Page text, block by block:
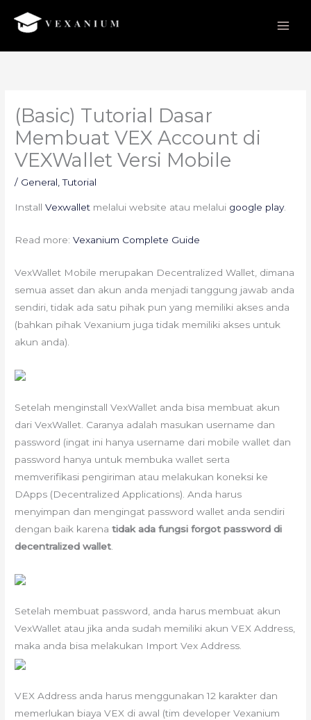
(Basic) Tutorial Dasar
Membuat VEX Account di
VEXWallet Versi Mobile
/ General,Tutorial
InstallVexwallet melalui website atau melalui google play.
Read more:Vexanium Complete Guide
VexWallet Mobile merupakan Decentralized Wallet, dimana
semua asset dan akun anda menjadi tanggung jawab anda
sendiri, tidak ada satu pihak pun yang memiliki akses anda
(bahkan pihak Vexanium juga tidak memiliki akses untuk
akun anda).
Setelah menginstall VexWallet anda bisa membuat akun
dari VexWallet. Caranya adalah masukan username dan
password (ingat ini hanya username dari mobile wallet dan
password hanya untuk membuka wallet serta
memverifikasi pengiriman atau melakukan koneksi ke
DApps (Decentralized Applications). Anda harus
menyimpan dan mengingat password wallet anda sendiri
dengan baik karenatidak ada fungsi forgot password di
decentralized wallet
Setelah membuat password, anda harus membuat akun
VexWallet atau jika anda sudah memiliki akun VEX Address,
maka anda bisa melakukan Import Vex Address.
VEX Address anda harus menggunakan 12 karakter dan
memerlukan biaya VEX di awal (tim developer Vexanium